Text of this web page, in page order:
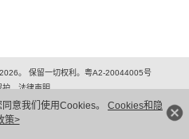
意我们使用Cookies。 Cookies和隐
策>
。 保留一切权利。粤A2-20044005号
护
法律声明